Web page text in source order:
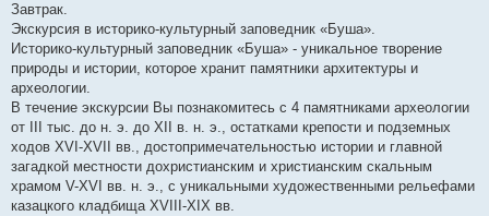
Завтрак.
Экскурсия в историко-культурный заповедник «Буша».
Историко-культурный заповедник «Буша» - уникальное творение
природы и истории, которое хранит памятники архитектуры и
археологии.
В течение экскурсии Вы познакомитесь с 4 памятниками археологии
от ІІІ тыс. до н. э. до XII в. н. э., остатками крепости и подземных
ходов XVI-XVII вв., достопримечательностью истории и главной
загадкой местности дохристианским и христианским скальным
храмом V-XVI вв. н. э., с уникальными художественными рельефами
казацкого кладбища XVIII-XIX вв.